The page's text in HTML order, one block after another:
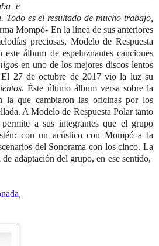
e
Todo es el resultado de mucho trabajo,
Mompó- En la línea de sus anteriores
preciosas, Modelo de Respuesta
álbum de espeluznantes canciones
en uno de los mejores discos lentos
El 27 de octubre de 2017 vio la luz su
. Éste último álbum versa sobre la
la que cambiaron las oficinas por los
A Modelo de Respuesta Polar tanto
a sus integrantes que el grupo
con un acústico con Mompó a la
del Sonorama con los cinco. La
adaptación del grupo, en ese sentido,